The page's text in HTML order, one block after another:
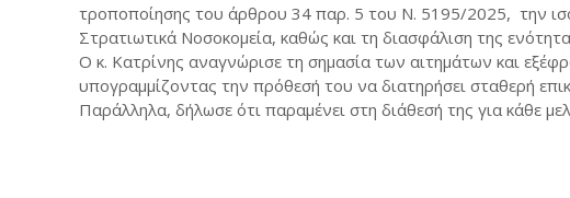
τροποποίησης του άρθρου 34 παρ. 5 του Ν. 5195/2025, την
Στρατιωτικά Νοσοκομεία, καθώς και τη διασφάλιση της
Ο κ. Κατρίνης αναγνώρισε τη σημασία των αιτημάτων και
υπογραμμίζοντας την πρόθεσή του να διατηρήσει σταθερή
Παράλληλα, δήλωσε ότι παραμένει στη διάθεσή της για κάθε